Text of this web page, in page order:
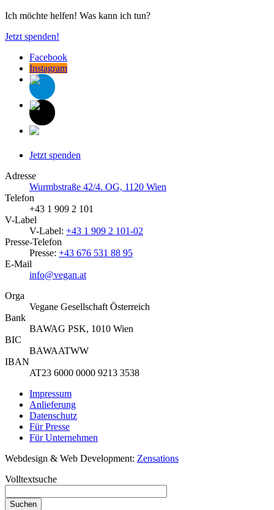
Ich möchte helfen! Was kann ich tun?
Jetzt spenden!
Facebook
Instagram
Jetzt spenden
Adresse
Wurmbstraße 42/4. OG, 1120 Wien
Telefon
+43 1 909 2 101
V-Label
V-Label: +43 1 909 2 101-02
Presse-Telefon
Presse: +43 676 531 88 95
E-Mail
info@vegan.at
Orga
Vegane Gesellschaft Österreich
Bank
BAWAG PSK, 1010 Wien
BIC
BAWAATWW
IBAN
AT23 6000 0000 9213 3538
Impressum
Anlieferung
Datenschutz
Für Presse
Für Unternehmen
Webdesign & Web Development: Zensations
Volltextsuche